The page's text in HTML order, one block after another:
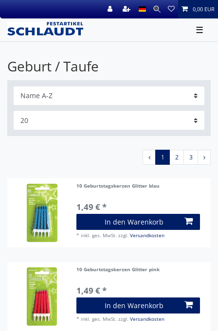
0,00 EUR
☰
Geburt / Taufe
1 2 3
10 Geburtstagskerzen Glitter blau
1,49 € *
In den Warenkorb
* inkl. ges. MwSt. zzgl.Versandkosten
10 Geburtstagskerzen Glitter pink
1,49 € *
In den Warenkorb
* inkl. ges. MwSt. zzgl.Versandkosten